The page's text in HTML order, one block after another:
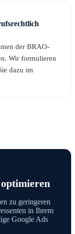
der BRAO-
Wir formulieren
dazu im
zu geringeren
in Ihrem
Google Ads